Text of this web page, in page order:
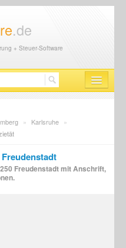
.de
+ Steuer-Software
» Karlsruhe »
Freudenstadt mit Anschrift,